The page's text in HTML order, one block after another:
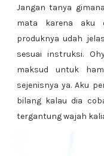
Jangan tanya
mata karena aku
produknya udah
sesuai instruksi.
maksud untuk
sejenisnya ya. Aku
bilang kalau dia
tergantung wajah